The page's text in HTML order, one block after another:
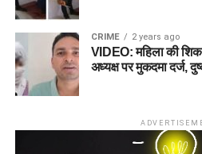
CRIME 2 years ago
VIDEO: महिला की
अध्यक्ष पर मुकदमा दर्ज,